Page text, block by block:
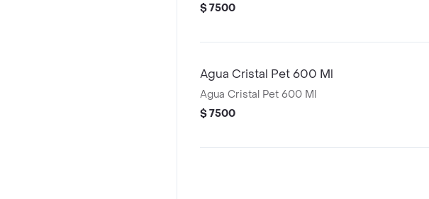
$ 7500
Agua Cristal Pet 600 Ml
Agua Cristal Pet 600 Ml
$ 7500